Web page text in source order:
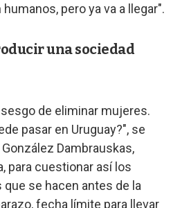
pero ya va a llegar".
una sociedad
de eliminar mujeres.
pasar en Uruguay?", se
Dambrauskas,
para cuestionar así los
se hacen antes de la
fecha límite para llevar